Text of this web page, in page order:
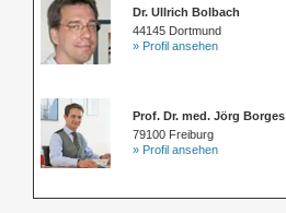
Dr. Ullrich Bolbach
44145 Dortmund
» Profil ansehen
Prof. Dr. med. Jörg Borges
79100 Freiburg
» Profil ansehen